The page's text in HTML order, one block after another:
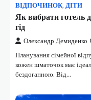
ВІДПОЧИНОК, ДІТИ
Як вибрати готель
гід
Олександр Демиденко
Планування сімейної
кожен шматочок має
бездоганною. Від…